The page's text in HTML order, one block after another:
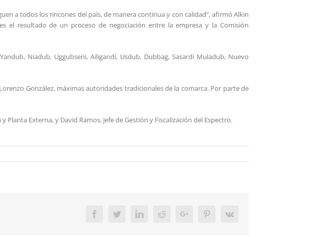
a todos los rincones del país, de manera continua y con calidad”, afirmó Alkin
el resultado de un proceso de negociación entre la empresa y la Comisión
Niadub, Uggubseni, Ailigandí, Usdub, Dubbag, Sasardí Muladub, Nuevo
González, máximas autoridades tradicionales de la comarca. Por parte de
Externa, y David Ramos, jefe de Gestión y Fiscalización del Espectro.
FacebookTwitterLinkedInRedditGoogle+ PinterestVk